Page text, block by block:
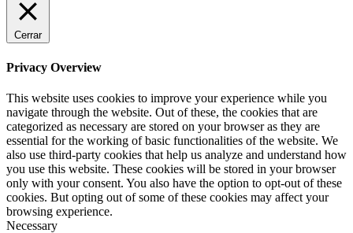
Cerrar
Privacy Overview
This website uses cookies to improve your experience while you
navigate through the website. Out of these, the cookies that are
categorized as necessary are stored on your browser as they are
essential for the working of basic functionalities of the website. We
also use third-party cookies that help us analyze and understand how
you use this website. These cookies will be stored in your browser
only with your consent. You also have the option to opt-out of these
cookies. But opting out of some of these cookies may affect your
browsing experience.
Necessary